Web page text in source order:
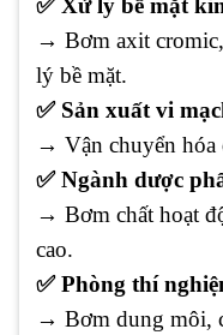
→ Bơm axit
lý bề mặt.
✅ Sản xuất vi
→ Vận chuyển hóa
✅ Ngành dược
→ Bơm chất hoạt
cao.
✅ Phòng thí
→ Bơm dung môi,